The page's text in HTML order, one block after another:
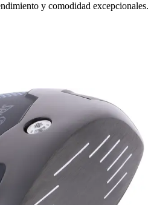
y comodidad excepcionales.